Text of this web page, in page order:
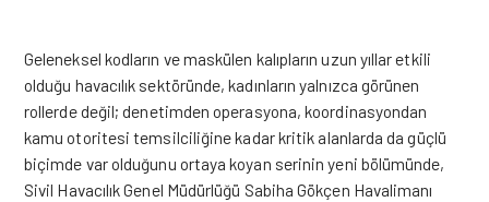
Geleneksel kodların ve maskülen kalıpların uzun yıllar etkili
olduğu havacılık sektöründe, kadınların yalnızca görünen
rollerde değil; denetimden operasyona, koordinasyondan
kamu otoritesi temsilciliğine kadar kritik alanlarda da güçlü
biçimde var olduğunu ortaya koyan serinin yeni bölümünde,
Sivil Havacılık Genel Müdürlüğü Sabiha Gökçen Havalimanı